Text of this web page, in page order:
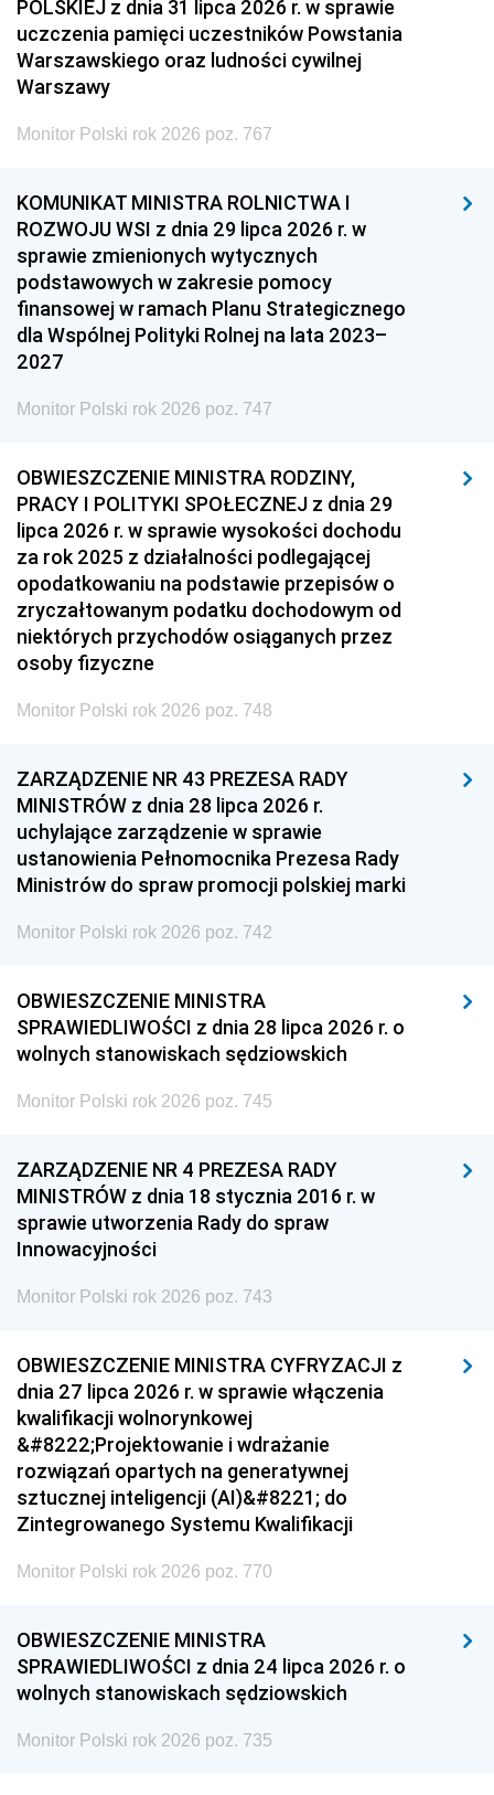
POLSKIEJ z dnia 31 lipca 2026 r. w sprawie
uczczenia pamięci uczestników Powstania
Warszawskiego oraz ludności cywilnej
Warszawy
Monitor Polski rok 2026 poz. 767
KOMUNIKAT MINISTRA ROLNICTWA I
ROZWOJU WSI z dnia 29 lipca 2026 r. w
sprawie zmienionych wytycznych
podstawowych w zakresie pomocy
finansowej w ramach Planu Strategicznego
dla Wspólnej Polityki Rolnej na lata 2023–
2027
Monitor Polski rok 2026 poz. 747
OBWIESZCZENIE MINISTRA RODZINY,
PRACY I POLITYKI SPOŁECZNEJ z dnia 29
lipca 2026 r. w sprawie wysokości dochodu
za rok 2025 z działalności podlegającej
opodatkowaniu na podstawie przepisów o
zryczałtowanym podatku dochodowym od
niektórych przychodów osiąganych przez
osoby fizyczne
Monitor Polski rok 2026 poz. 748
ZARZĄDZENIE NR 43 PREZESA RADY
MINISTRÓW z dnia 28 lipca 2026 r.
uchylające zarządzenie w sprawie
ustanowienia Pełnomocnika Prezesa Rady
Ministrów do spraw promocji polskiej marki
Monitor Polski rok 2026 poz. 742
OBWIESZCZENIE MINISTRA
SPRAWIEDLIWOŚCI z dnia 28 lipca 2026 r. o
wolnych stanowiskach sędziowskich
Monitor Polski rok 2026 poz. 745
ZARZĄDZENIE NR 4 PREZESA RADY
MINISTRÓW z dnia 18 stycznia 2016 r. w
sprawie utworzenia Rady do spraw
Innowacyjności
Monitor Polski rok 2026 poz. 743
OBWIESZCZENIE MINISTRA CYFRYZACJI z
dnia 27 lipca 2026 r. w sprawie włączenia
kwalifikacji wolnorynkowej
&#8222;Projektowanie i wdrażanie
rozwiązań opartych na generatywnej
sztucznej inteligencji (AI)&#8221; do
Zintegrowanego Systemu Kwalifikacji
Monitor Polski rok 2026 poz. 770
OBWIESZCZENIE MINISTRA
SPRAWIEDLIWOŚCI z dnia 24 lipca 2026 r. o
wolnych stanowiskach sędziowskich
Monitor Polski rok 2026 poz. 735